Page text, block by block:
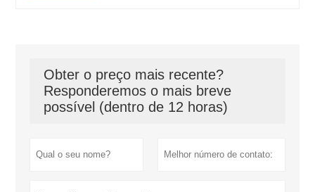
Obter o preço mais recente?
Responderemos o mais breve
possível (dentro de 12 horas)